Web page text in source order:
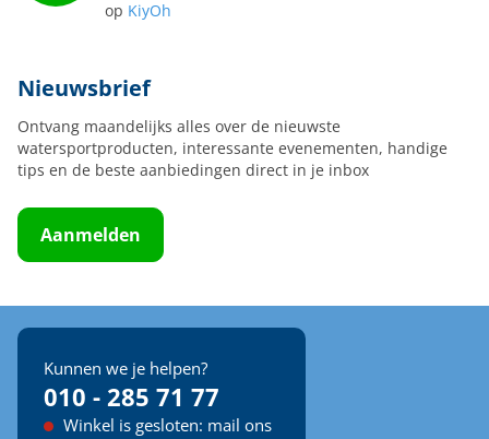
op KiyOh
Nieuwsbrief
Ontvang maandelijks alles over de nieuwste
watersportproducten, interessante evenementen, handige
tips en de beste aanbiedingen direct in je inbox
Aanmelden
Kunnen we je helpen?
010 - 285 71 77
Winkel is gesloten: mail ons